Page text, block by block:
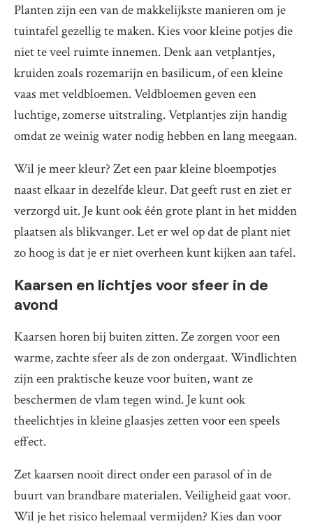
Planten zijn een van de makkelijkste manieren om je
tuintafel gezellig te maken. Kies voor kleine potjes die
niet te veel ruimte innemen. Denk aan vetplantjes,
kruiden zoals rozemarijn en basilicum, of een kleine
vaas met veldbloemen. Veldbloemen geven een
luchtige, zomerse uitstraling. Vetplantjes zijn handig
omdat ze weinig water nodig hebben en lang meegaan.
Wil je meer kleur? Zet een paar kleine bloempotjes
naast elkaar in dezelfde kleur. Dat geeft rust en ziet er
verzorgd uit. Je kunt ook één grote plant in het midden
plaatsen als blikvanger. Let er wel op dat de plant niet
zo hoog is dat je er niet overheen kunt kijken aan tafel.
Kaarsen en lichtjes voor sfeer in de
avond
Kaarsen horen bij buiten zitten. Ze zorgen voor een
warme, zachte sfeer als de zon ondergaat. Windlichten
zijn een praktische keuze voor buiten, want ze
beschermen de vlam tegen wind. Je kunt ook
theelichtjes in kleine glaasjes zetten voor een speels
effect.
Zet kaarsen nooit direct onder een parasol of in de
buurt van brandbare materialen. Veiligheid gaat voor.
Wil je het risico helemaal vermijden? Kies dan voor